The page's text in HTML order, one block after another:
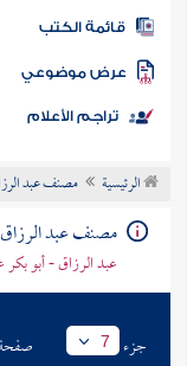
المكتبة
الكتب
موضوعي
تراجم الأعلام
الرئيسية مصنف عبد
مصنف عبد الرزاق
عبد الرزاق - أبو بكر
جزء 7